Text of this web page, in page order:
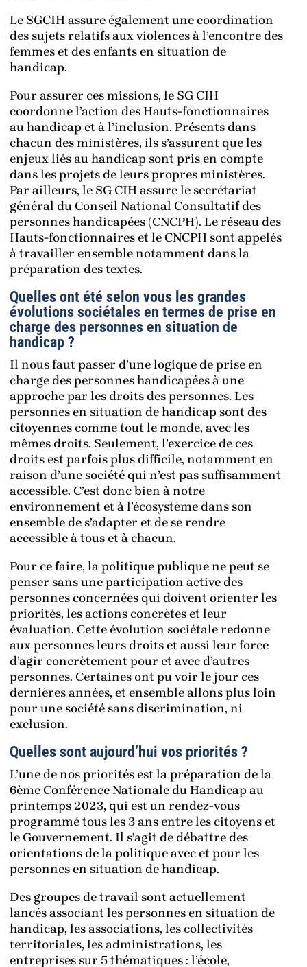
Le SGCIH assure également une coordination
des sujets relatifs aux violences à l’encontre des
femmes et des enfants en situation de
handicap.
Pour assurer ces missions, le SG CIH
coordonne l’action des Hauts-fonctionnaires
au handicap et à l’inclusion. Présents dans
chacun des ministères, ils s’assurent que les
enjeux liés au handicap sont pris en compte
dans les projets de leurs propres ministères.
Par ailleurs, le SG CIH assure le secrétariat
général du Conseil National Consultatif des
personnes handicapées (CNCPH). Le réseau des
Hauts-fonctionnaires et le CNCPH sont appelés
à travailler ensemble notamment dans la
préparation des textes.
Quelles ont été selon vous les grandes
évolutions sociétales en termes de prise en
charge des personnes en situation de
handicap ?
Il nous faut passer d’une logique de prise en
charge des personnes handicapées à une
approche par les droits des personnes. Les
personnes en situation de handicap sont des
citoyennes comme tout le monde, avec les
mêmes droits. Seulement, l’exercice de ces
droits est parfois plus difficile, notamment en
raison d’une société qui n’est pas suffisamment
accessible. C’est donc bien à notre
environnement et à l’écosystème dans son
ensemble de s’adapter et de se rendre
accessible à tous et à chacun.
Pour ce faire, la politique publique ne peut se
penser sans une participation active des
personnes concernées qui doivent orienter les
priorités, les actions concrètes et leur
évaluation. Cette évolution sociétale redonne
aux personnes leurs droits et aussi leur force
d’agir concrètement pour et avec d’autres
personnes. Certaines ont pu voir le jour ces
dernières années, et ensemble allons plus loin
pour une société sans discrimination, ni
exclusion.
Quelles sont aujourd’hui vos priorités ?
L’une de nos priorités est la préparation de la
6ème Conférence Nationale du Handicap au
printemps 2023, qui est un rendez-vous
programmé tous les 3 ans entre les citoyens et
le Gouvernement. Il s’agit de débattre des
orientations de la politique avec et pour les
personnes en situation de handicap.
Des groupes de travail sont actuellement
lancés associant les personnes en situation de
handicap, les associations, les collectivités
territoriales, les administrations, les
entreprises sur 5 thématiques : l’école,